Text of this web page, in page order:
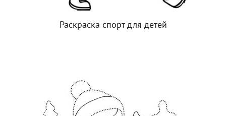
Раскраска спорт для детей